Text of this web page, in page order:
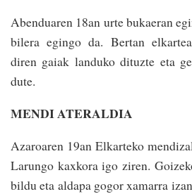
Abenduaren 18an urte bukaeran
bilera egingo da. Bertan
diren gaiak landuko dituzte eta
dute.
MENDI ATERALDIA
Azaroaren 19an Elkarteko
Larungo kaxkora igo ziren.
bildu eta aldapa gogor xamarra